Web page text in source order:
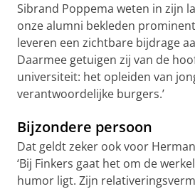
Sibrand Poppema weten in zijn
onze alumni bekleden
leveren een zichtbare bijdrage
Daarmee getuigen zij van de
universiteit: het opleiden van
verantwoordelijke burgers.’
Bijzondere persoon
Dat geldt zeker ook voor
‘Bij Finkers gaat het om de
humor ligt. Zijn